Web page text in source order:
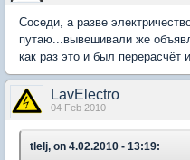
Соседи, а разве
путаю...вывешивали же
как раз это и был перерасчёт
LavElectro
04 Feb 2010
tlelj, on 4.02.2010 - 13:19: